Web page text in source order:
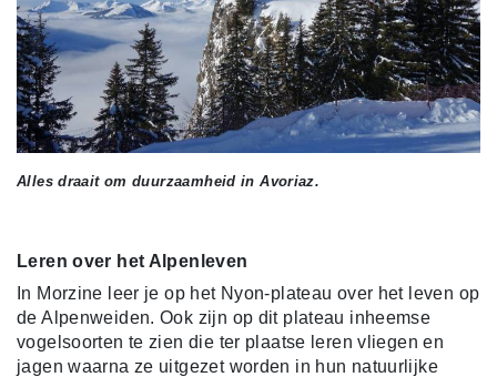
Alles draait om duurzaamheid in Avoriaz.
Leren over het Alpenleven
In Morzine leer je op het Nyon-plateau over het leven op
de Alpenweiden. Ook zijn op dit plateau inheemse
vogelsoorten te zien die ter plaatse leren vliegen en
jagen waarna ze uitgezet worden in hun natuurlijke